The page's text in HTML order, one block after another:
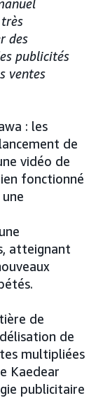
des
publicités
ventes
: les
de
vidéo de
fonctionné
atteignant
de
de
multipliées
Kaedear
publicitaire